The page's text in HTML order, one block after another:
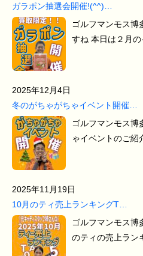
ガラポン抽選会開催!(^^)…
ゴルフマンモス博
すね 本日は２月
2025年12月4日
冬のがちゃがちゃイベント開催…
ゴルフマンモス博
ゃイベントのご紹
2025年11月19日
10月のティ売上ランキングT…
ゴルフマンモス博
のティの売上ラン